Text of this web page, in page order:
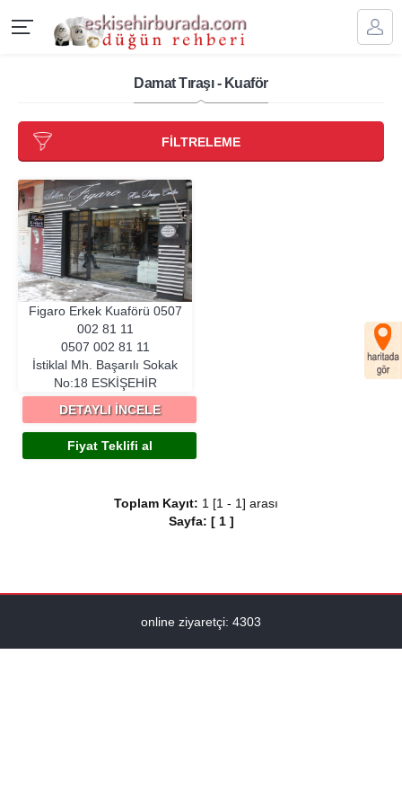
Damat Tıraşı - Kuaför
FİLTRELEME
Figaro Erkek Kuaförü 0507
002 81 11
0507 002 81 11
İstiklal Mh. Başarılı Sokak
No:18 ESKIŞEHIR
DETAYLI İNCELE
Fiyat Teklifi al
Toplam Kayıt: 1 [1 - 1] arası
Sayfa: [ 1]
online ziyaretçi: 4303